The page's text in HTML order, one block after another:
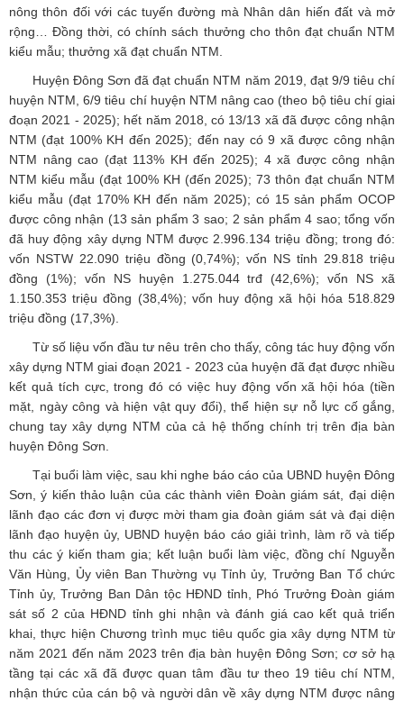
nông thôn đối với các tuyến đường mà Nhân dân hiến đất và mở
rộng… Đồng thời, có chính sách thưởng cho thôn đạt chuẩn NTM
kiểu mẫu; thưởng xã đạt chuẩn NTM.
Huyện Đông Sơn đã đạt chuẩn NTM năm 2019, đạt 9/9 tiêu chí
huyện NTM, 6/9 tiêu chí huyện NTM nâng cao (theo bộ tiêu chí giai
đoạn 2021 - 2025); hết năm 2018, có 13/13 xã đã được công nhận
NTM (đạt 100% KH đến 2025); đến nay có 9 xã được công nhận
NTM nâng cao (đạt 113% KH đến 2025); 4 xã được công nhận
NTM kiểu mẫu (đạt 100% KH (đến 2025); 73 thôn đạt chuẩn NTM
kiểu mẫu (đạt 170% KH đến năm 2025); có 15 sản phẩm OCOP
được công nhận (13 sản phẩm 3 sao; 2 sản phẩm 4 sao; tổng vốn
đã huy động xây dựng NTM được 2.996.134 triệu đồng; trong đó:
vốn NSTW 22.090 triệu đồng (0,74%); vốn NS tỉnh 29.818 triệu
đồng (1%); vốn NS huyện 1.275.044 trđ (42,6%); vốn NS xã
1.150.353 triệu đồng (38,4%); vốn huy động xã hội hóa 518.829
triệu đồng (17,3%).
Từ số liệu vốn đầu tư nêu trên cho thấy, công tác huy động vốn
xây dựng NTM giai đoạn 2021 - 2023 của huyện đã đạt được nhiều
kết quả tích cực, trong đó có việc huy động vốn xã hội hóa (tiền
mặt, ngày công và hiện vật quy đổi), thể hiện sự nỗ lực cố gắng,
chung tay xây dựng NTM của cả hệ thống chính trị trên địa bàn
huyện Đông Sơn.
Tại buổi làm việc, sau khi nghe báo cáo của UBND huyện Đông
Sơn, ý kiến thảo luận của các thành viên Đoàn giám sát, đại diện
lãnh đạo các đơn vị được mời tham gia đoàn giám sát và đại diện
lãnh đạo huyện ủy, UBND huyện báo cáo giải trình, làm rõ và tiếp
thu các ý kiến tham gia; kết luận buổi làm việc, đồng chí Nguyễn
Văn Hùng, Ủy viên Ban Thường vụ Tỉnh ủy, Trưởng Ban Tổ chức
Tỉnh ủy, Trưởng Ban Dân tộc HĐND tỉnh, Phó Trưởng Đoàn giám
sát số 2 của HĐND tỉnh ghi nhận và đánh giá cao kết quả triển
khai, thực hiện Chương trình mục tiêu quốc gia xây dựng NTM từ
năm 2021 đến năm 2023 trên địa bàn huyện Đông Sơn; cơ sở hạ
tầng tại các xã đã được quan tâm đầu tư theo 19 tiêu chí NTM,
nhận thức của cán bộ và người dân về xây dựng NTM được nâng